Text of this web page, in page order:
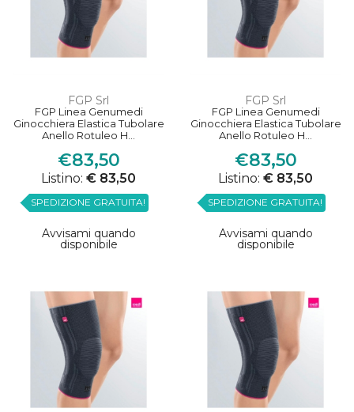
FGP Srl
FGP Linea Genumedi
Ginocchiera Elastica Tubolare
Anello Rotuleo H...
€83,50
Listino: € 83,50
SPEDIZIONE GRATUITA!
Avvisami quando
disponibile
FGP Srl
FGP Linea Genumedi
Ginocchiera Elastica Tubolare
Anello Rotuleo H...
€83,50
Listino: € 83,50
SPEDIZIONE GRATUITA!
Avvisami quando
disponibile